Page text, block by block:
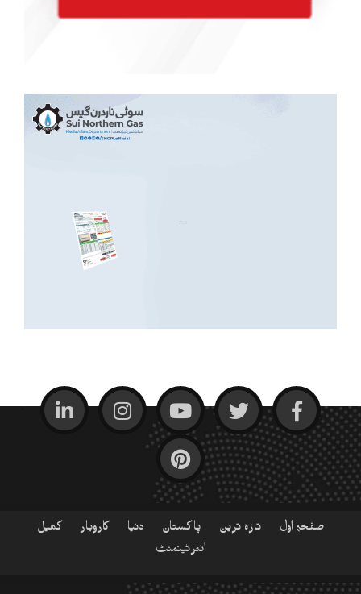
صفحہ اول تازہ ترین پاکستان دنیا کاروبار
کھیل
انٹرٹینمنٹ